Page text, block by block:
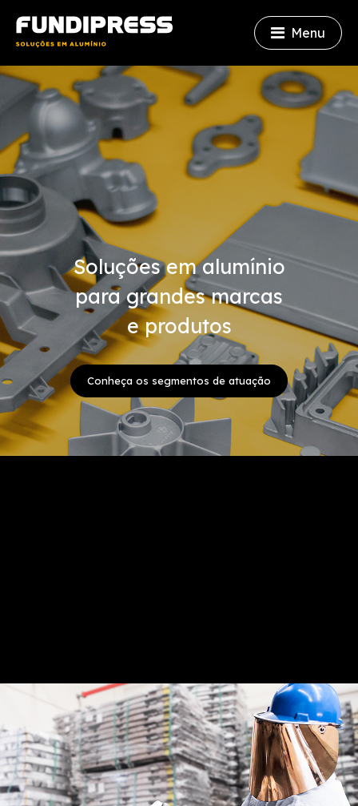
Menu
Soluções em alumínio
para grandes marcas
e produtos
Conheça os segmentos de atuação